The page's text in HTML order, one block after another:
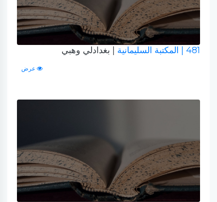
481 | المكتبة السليمانية | بغدادلي وهبي
عرض